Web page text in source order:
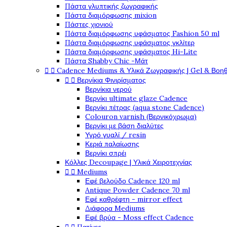
Πάστα γλυπτικής ζωγραφικής
Πάστα διαμόρφωσης mixion
Πάστες χιονιού
Πάστα διαμόρφωσης υφάσματος Fashion 50 ml
Πάστα διαμόρφωσης υφάσματος γκλίτερ
Πάστα διαμόρφωσης υφάσματος Hi-Lite
Πάστα Shabby Chic -Μάτ
  Cadence Mediums & Υλικά Ζωγραφικής | Gel &
  Βερνίκια Φινιρίσματος
Βερνίκια νερού
Βερνίκι ultimate glaze Cadence
Βερνίκι πέτρας (aqua stone Cadence)
Colouron varnish (Βερνικόχρωμα)
Βερνίκι με βάση διαλύτες
Υγρό γυαλί / resin
Κεριά παλαίωσης
Βερνίκι σπρέι
Κόλλες Decoupage | Υλικά Χειροτεχνίας
  Mediums
Εφέ βελούδο Cadence 120 ml
Antique Powder Cadence 70 ml
Εφέ καθρέφτη - mirror effect
Διάφορα Mediums
Εφέ βρύα - Moss effect Cadence